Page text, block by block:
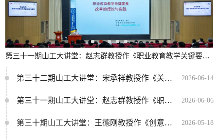
第三十一期山工大讲堂：赵志群教授作《职业教育教学关键要素...
2026-06-14
第三十二期山工大讲堂：宋承祥教授作《关于高等教育若干问题...
2026-06-06
第三十一期山工大讲堂：赵志群教授作《职业教育教学关键要素...
2026-05-18
第三十期山工大讲堂：王德刚教授作《创意法则：文创产品设计...